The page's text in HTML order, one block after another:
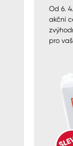
Od 6.
akční
pro